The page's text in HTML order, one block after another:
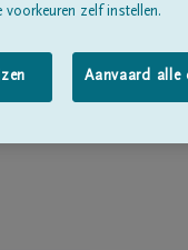
zelf instellen.
Aanvaard alle